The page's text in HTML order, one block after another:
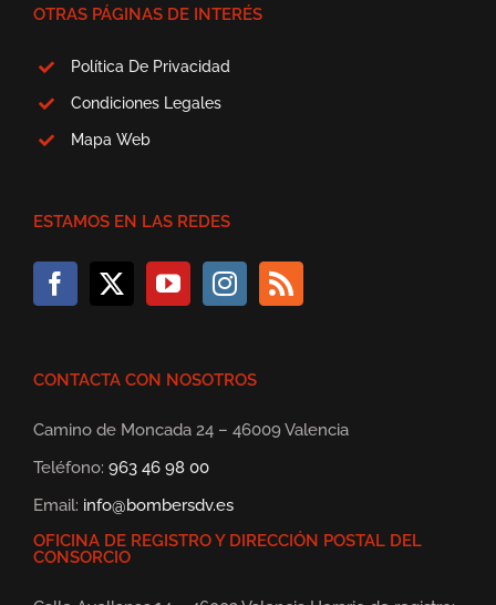
OTRAS PÁGINAS DE INTERÉS
Política De Privacidad
Condiciones Legales
Mapa Web
ESTAMOS EN LAS REDES
CONTACTA CON NOSOTROS
Camino de Moncada 24 – 46009 Valencia
Teléfono: 963 46 98 00
Email: info@bombersdv.es
OFICINA DE REGISTRO Y DIRECCIÓN POSTAL DEL
CONSORCIO